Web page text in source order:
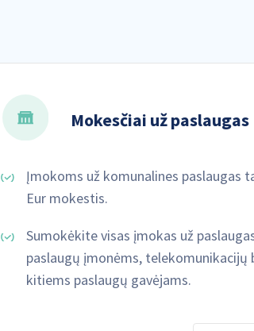
Mokesčiai už paslaugas
Įmokoms už komunalines paslaugas
Eur mokestis.
Sumokėkite visas įmokas už
paslaugų įmonėms, telekomunikacijų
kitiems paslaugų gavėjams.